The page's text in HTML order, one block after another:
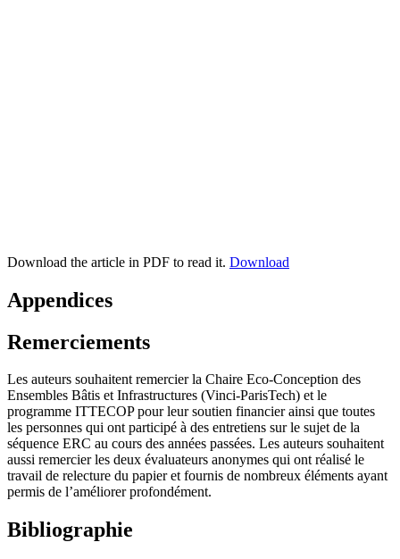
Download the article in PDF to read it. Download
Appendices
Remerciements
Les auteurs souhaitent remercier la Chaire Eco-Conception des
Ensembles Bâtis et Infrastructures (Vinci-ParisTech) et le
programme ITTECOP pour leur soutien financier ainsi que toutes
les personnes qui ont participé à des entretiens sur le sujet de la
séquence ERC au cours des années passées. Les auteurs souhaitent
aussi remercier les deux évaluateurs anonymes qui ont réalisé le
travail de relecture du papier et fournis de nombreux éléments ayant
permis de l’améliorer profondément.
Bibliographie